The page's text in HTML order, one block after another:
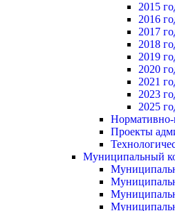
2015
2016
2017
2018
2019
2020
2021
2023
2025
Нормативно-
Проекты
Муниципальный